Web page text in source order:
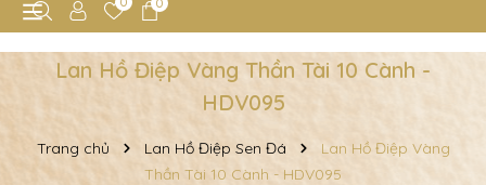
0
Lan Hồ Điệp Vàng Thần Tài 10 Cành -
HDV095
Trang chủ Lan Hồ Điệp Sen Đá
Lan Hồ Điệp Vàng
Thần Tài 10 Cành - HDV095